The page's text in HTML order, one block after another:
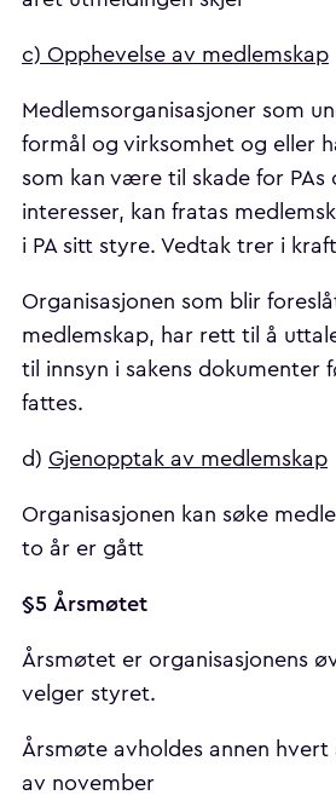
c) Opphevelse av medlemskap
Medlemsorganisasjoner som
formål og virksomhet og eller
som kan være til skade for PAs
interesser, kan fratas
i PA sitt styre. Vedtak trer i
Organisasjonen som blir
medlemskap, har rett til å
til innsyn i sakens dokumenter
fattes.
d) Gjenopptak av medlemskap
Organisasjonen kan søke
to år er gått
§5Årsmøtet
Årsmøtet er organisasjonens
velger styret.
Årsmøte avholdes annen hvert
av november